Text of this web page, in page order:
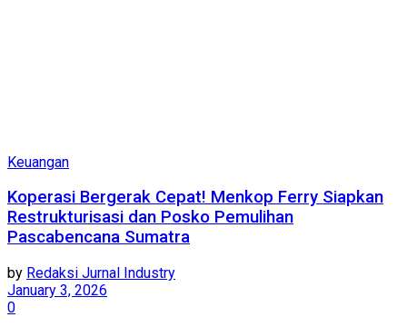
Keuangan
Koperasi Bergerak Cepat! Menkop Ferry Siapkan
Restrukturisasi dan Posko Pemulihan
Pascabencana Sumatra
by Redaksi Jurnal Industry
January 3, 2026
0